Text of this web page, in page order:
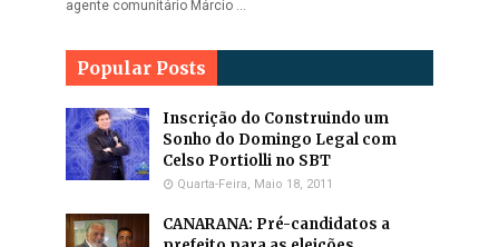
agente comunitário Márcio …
Popular Posts
Inscrição do Construindo um
Sonho do Domingo Legal com
Celso Portiolli no SBT
Quarta-Feira, Maio 18, 2011
CANARANA: Pré-candidatos a